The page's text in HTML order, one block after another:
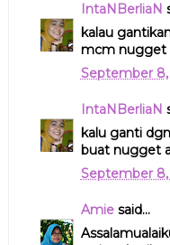
IntaNBerliaN
kalau
mcm nugget
September 8,
IntaNBerliaN
kalu ganti
buat nugget
September 8,
Amiesaid...